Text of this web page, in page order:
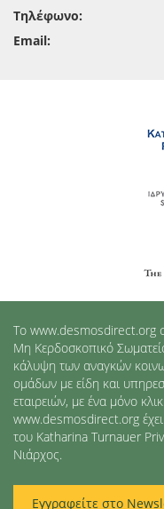
Τηλέφωνο:
Email:
Το www.desmosdirect.org
Μη Κερδοσκοπικό
κάλυψη των αναγκών
ομάδων με είδη και
εταιρειών, με ένα μόνο
www.desmosdirect.org
του Katharina Turnauer
Νιάρχος.
Εγγραφείτε στο